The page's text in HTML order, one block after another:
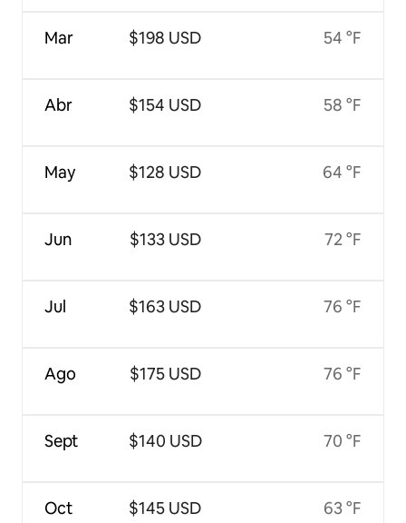
Mar
Abr
May
Jun
Jul
Ago
Sept
Oct
$198 USD
$154 USD
$128 USD
$133 USD
$163 USD
$175 USD
$140 USD
$145 USD
54 °F
58 °F
64 °F
72 °F
76 °F
76 °F
70 °F
63 °F